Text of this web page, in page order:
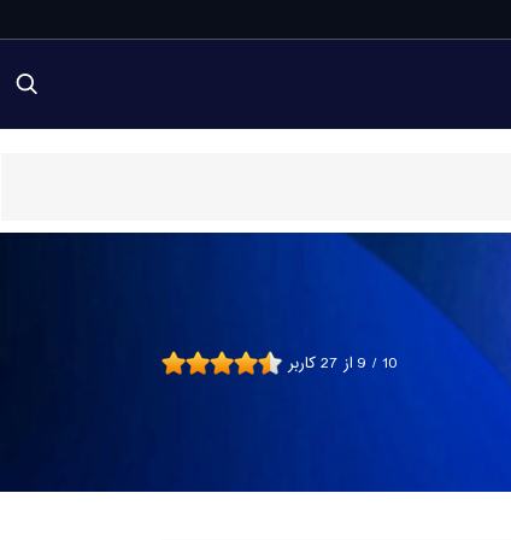
9 / 10 از27کاربر